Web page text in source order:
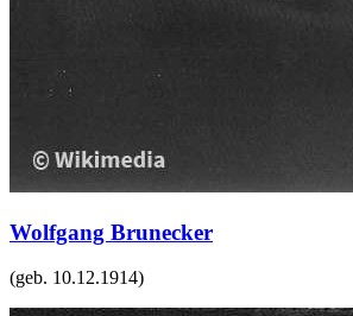
Wolfgang Brunecker
(geb. 10.12.1914)